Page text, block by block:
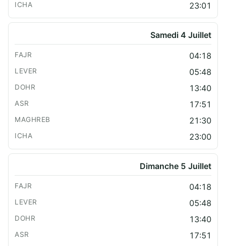
23:01
Samedi 4 Juillet
04:18
05:48
13:40
17:51
21:30
23:00
Dimanche 5 Juillet
04:18
05:48
13:40
17:51